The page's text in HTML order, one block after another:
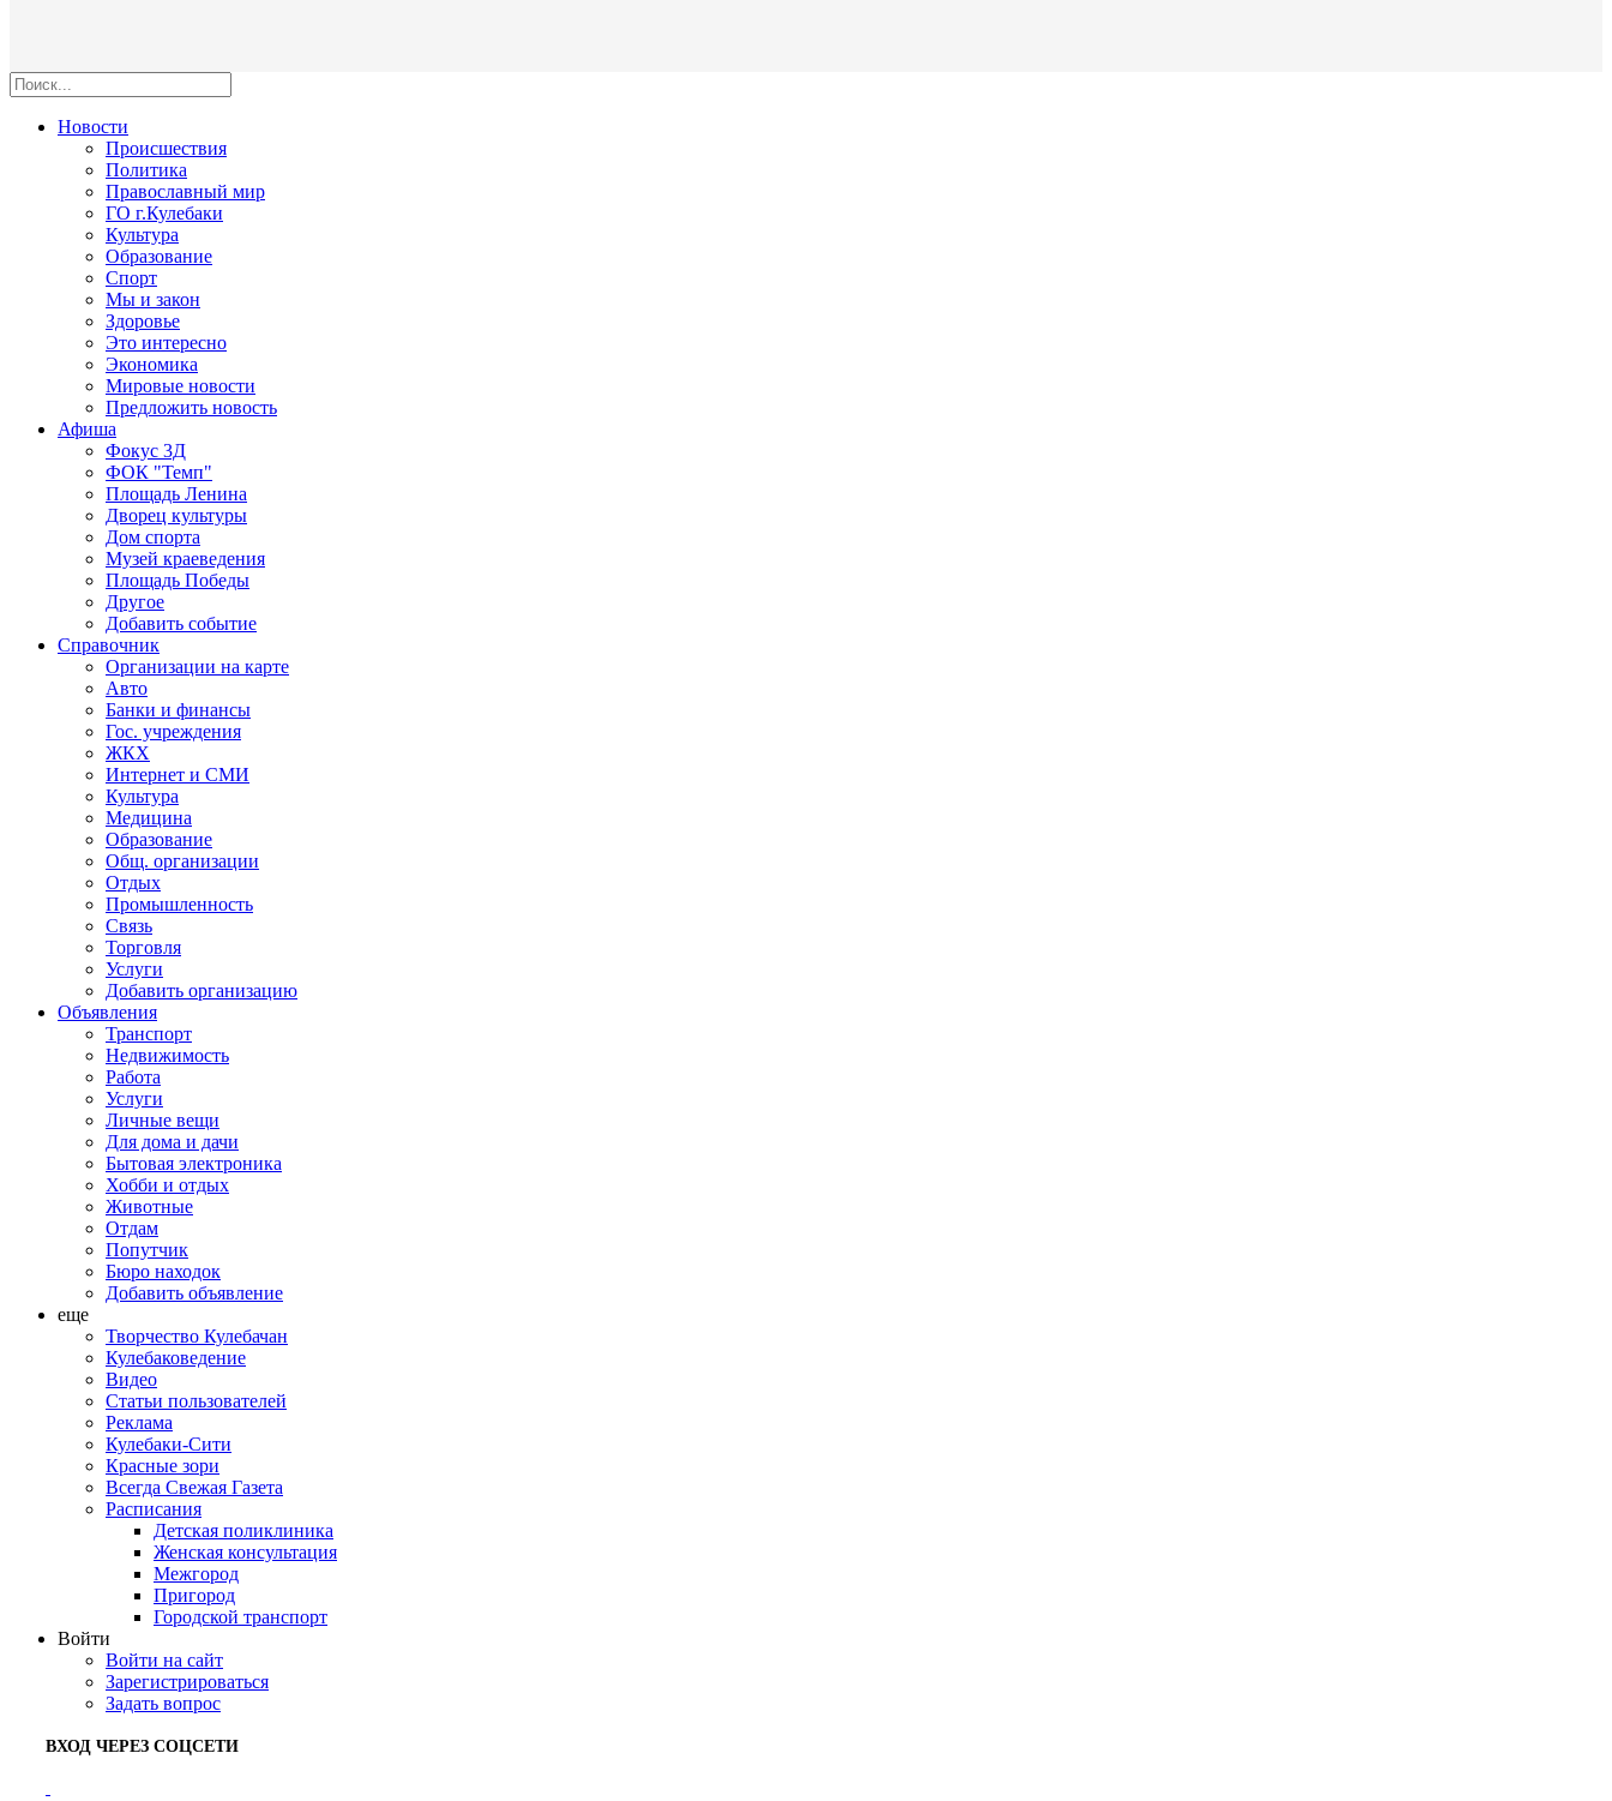
Новости
Происшествия
Политика
Православный мир
ГО г.Кулебаки
Культура
Образование
Спорт
Мы и закон
Здоровье
Это интересно
Экономика
Мировые новости
Предложить новость
Афиша
Фокус 3Д
ФОК "Темп"
Площадь Ленина
Дворец культуры
Дом спорта
Музей краеведения
Площадь Победы
Другое
Добавить событие
Справочник
Организации на карте
Авто
Банки и финансы
Гос. учреждения
ЖКХ
Интернет и СМИ
Культура
Медицина
Образование
Общ. организации
Отдых
Промышленность
Связь
Торговля
Услуги
Добавить организацию
Объявления
Транспорт
Недвижимость
Работа
Услуги
Личные вещи
Для дома и дачи
Бытовая электроника
Хобби и отдых
Животные
Отдам
Попутчик
Бюро находок
Добавить объявление
еще
Творчество Кулебачан
Кулебаковедение
Видео
Статьи пользователей
Реклама
Кулебаки-Сити
Красные зори
Всегда Свежая Газета
Расписания
Детская поликлиника
Женская консультация
Межгород
Пригород
Городской транспорт
Войти
Войти на сайт
Зарегистрироваться
Задать вопрос
ВХОД ЧЕРЕЗ СОЦСЕТИ